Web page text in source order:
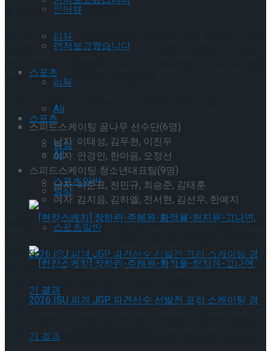
리뷰
스포츠
All
빙상
스포츠일반
[현장스케치] 장하린-주혜원-황정율-허지유-
인터뷰
먼저보고왔습니다
리뷰
스포츠
All
빙상
스포츠일반
해 선발된 우수 선수들이다.
꿈나무 선수단은 8월 30일까지 7박 8일간 같은 장소에서 전지
훈련을 이어간다. 지도자 1명과 선수 6명이 함께하며, 이들은
1~3위에 오른 차세대 유망주들이다.
이번 국외훈련에 참가하는 선수 명단은 다음과 같다.
스피드스케이팅 꿈나무 선수단(6명)
남자: 이태성, 김두현, 이진우
여자: 안경인, 한마음, 오정선
스피드스케이팅 청소년대표팀(9명)
남자: 이준표, 전민규, 최승준, 김태훈
여자: 김지음, 김하엘, 전서현, 김선우, 한예지
훈련을 총괄하는 지은상 전임지도자는 “이번 국외훈련은 대한
에서 자신감을 얻고 기량을 한 단계 끌어올릴 소중한 기회”라
며, “추후 열릴 동계올림픽 등 국제대회를 대비한 중장기적 선
스피드 청소년대표팀 및 꿈나무 선수단 국외훈련은 대한체육
부와 국민체육진흥공단이 후원한다.